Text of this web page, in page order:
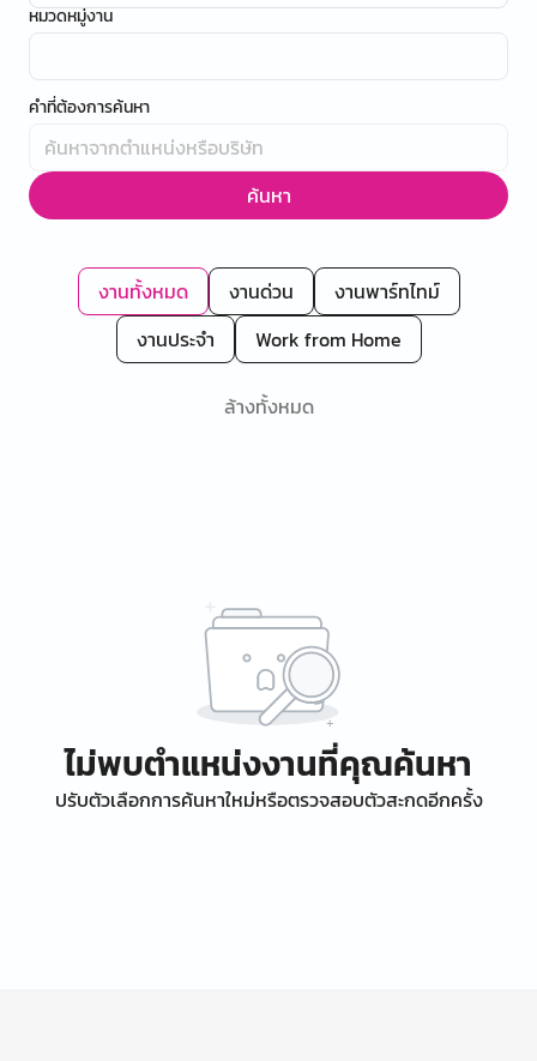
หมวดหมู่งาน
คำที่ต้องการค้นหา
ค้นหา
งานทั้งหมด งานด่วน
งานพาร์ทไทม์
งานประจำ
Work from Home
ล้างทั้งหมด
ไม่พบตำแหน่งงานที่คุณค้นหา
ปรับตัวเลือกการค้นหาใหม่หรือตรวจสอบตัวสะกดอีกครั้ง